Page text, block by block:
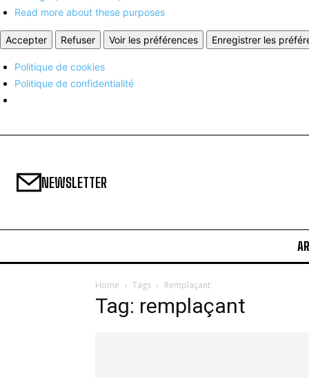
Read more about these purposes
Accepter Refuser Voir les préférences Enregistrer les
Politique de cookies
Politique de confidentialité
NEWSLETTER
Home Tags Remplaçant
Tag: remplaçant